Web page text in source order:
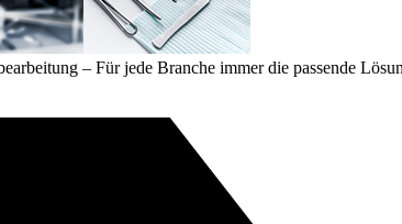
– Für jede Branche immer die passende